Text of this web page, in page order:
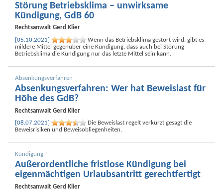
Störung Betriebs­klima – unwirksame
Kündigung, GdB 60
Rechtsanwalt Gerd Klier
[05.10.2021]
Wenn das Betriebs­klima gestört wird, gibt es
mildere Mittel gegenüber eine Kündigung, dass auch bei Störung
Betriebs­klima die Kündigung nur das letzte Mittel sein kann.
Absenkungs­verfahren
Absenkungsverfahren: Wer hat Beweislast für
Höhe des GdB?
Rechtsanwalt Gerd Klier
[08.07.2021]
Die Beweislast regelt verkürzt gesagt die
Beweis­risiken und Beweis­obliegenheiten.
Kündigung
Außer­ordentliche fristlose Kündigung bei
eigenmächtigen Urlaubs­antritt gerechtfertigt
Rechtsanwalt Gerd Klier